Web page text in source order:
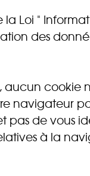
Loi "
des
aucun
navigateur
pas de vous
à la